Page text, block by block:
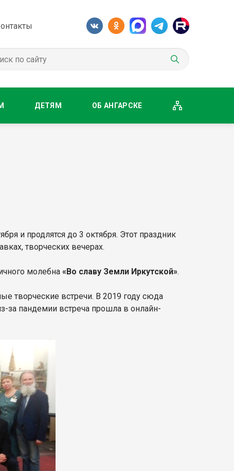
ДЕТЯМ ОБ АНГАРСКЕ
и продлятся до 3 октября. Этот праздник
творческих вечерах.
молебна «Во славу Земли Иркутской».
творческие встречи. В 2019 году сюда
за пандемии встреча прошла в онлайн-